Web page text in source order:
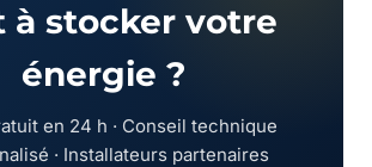
à stocker votre
énergie ?
en 24 h · Conseil technique
· Installateurs partenaires